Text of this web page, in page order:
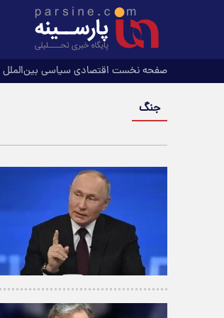
صفحه نخست اقتصادی سیاسی بین‌الملل
جنگ